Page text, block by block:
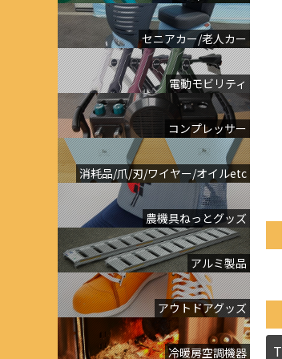
セニアカー/老人カー
電動モビリティ
コンプレッサー
消耗品/爪/刃/ワイヤー/オイルetc
農機具ねっとグッズ
アルミ製品
アウトドアグッズ
冷暖房空調機器